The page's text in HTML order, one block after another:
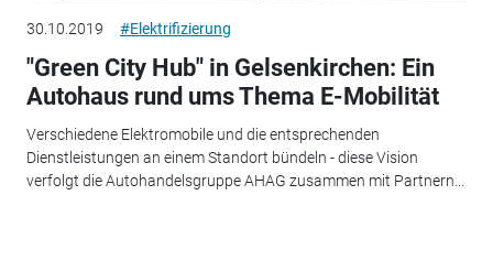
30.10.2019 #Elektrifizierung
"Green City Hub" in Gelsenkirchen: Ein
Autohaus rund ums Thema E-Mobilität
Verschiedene Elektromobile und die entsprechenden
Dienstleistungen an einem Standort bündeln - diese Vision
verfolgt die Autohandelsgruppe AHAG zusammen mit Partnern...